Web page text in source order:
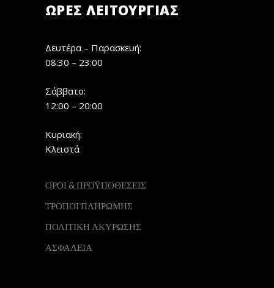
ΏΡΕΣ ΛΕΙΤΟΥΡΓΊΑΣ
Δευτέρα – Παρασκευή:
08:30 – 23:00
Σάββατο:
12:00 – 20:00
Κυριακή:
Κλειστά
ΟΡΟΙ & ΠΡΟΫΠΟΘΕΣΕΙΣ
ΤΡΟΠΟΙ ΠΛΗΡΩΜΗΣ
ΠΟΛΙΤΙΚΗ ΑΚΥΡΩΣΗΣ
ΑΣΦΑΛΕΙΑ